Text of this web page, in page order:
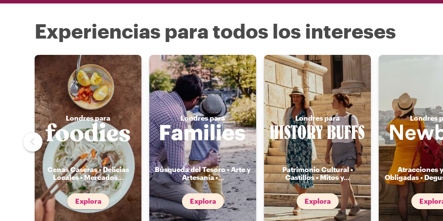
Experiencias para todos los intereses
Londres para
Cenas Caseras • Delicias
Locales • Mercados...
Explora
Londres para
Búsqueda del Tesoro • Arte y
Artesanía •...
Explora
Londres para
Patrimonio Cultural •
Castillos • Mitos y...
Explora
Londres
Atracciones
Obligadas •